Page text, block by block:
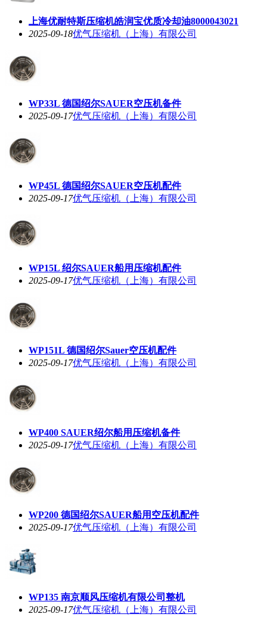
上海优耐特斯压缩机皓润宝优质冷却油8000043021
2025-09-18优气压缩机（上海）有限公司
WP33L 德国绍尔SAUER空压机备件
2025-09-17优气压缩机（上海）有限公司
WP45L 德国绍尔SAUER空压机配件
2025-09-17优气压缩机（上海）有限公司
WP15L 绍尔SAUER船用压缩机配件
2025-09-17优气压缩机（上海）有限公司
WP151L 德国绍尔Sauer空压机配件
2025-09-17优气压缩机（上海）有限公司
WP400 SAUER绍尔船用压缩机备件
2025-09-17优气压缩机（上海）有限公司
WP200 德国绍尔SAUER船用空压机配件
2025-09-17优气压缩机（上海）有限公司
WP135 南京顺风压缩机有限公司整机
2025-09-17优气压缩机（上海）有限公司